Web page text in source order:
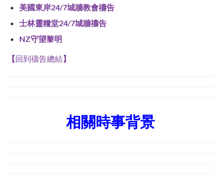
美國東岸24/7城牆教會禱告
士林靈糧堂24/7城牆禱告
NZ守望黎明
【回到禱告總結】
相關時事背景